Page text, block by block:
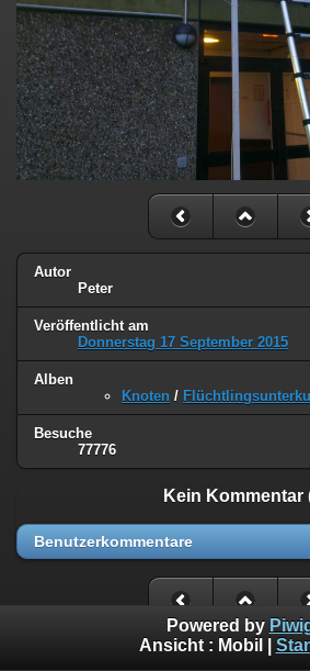
Autor
Peter
Veröffentlicht am
Donnerstag 17 September 2015
Alben
Knoten /
Besuche
77776
Kein Kommentar
Benutzerkommentare
Powered by
Ansicht : Mobil